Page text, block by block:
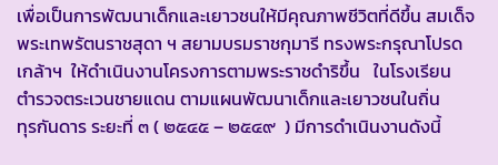
เพื่อเป็นการพัฒนาเด็กและเยาวชนให้มีคุณภาพชีวิตที่ดีขึ้น สมเด็จ
พระเทพรัตนราชสุดา ฯ สยามบรมราชกุมารี ทรงพระกรุณาโปรด
เกล้าฯ ให้ดำเนินงานโครงการตามพระราชดำริขึ้น ในโรงเรียน
ตำรวจตระเวนชายแดน ตามแผนพัฒนาเด็กและเยาวชนในถิ่น
ทุรกันดาร ระยะที่ ๓ ( ๒๕๔๕ – ๒๕๔๙ ) มีการดำเนินงานดังนี้